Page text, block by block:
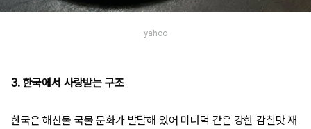
yahoo
3. 한국에서 사랑받는 구조
한국은 해산물 국물 문화가 발달해 있어 미더덕 같은 강한 감칠맛 재